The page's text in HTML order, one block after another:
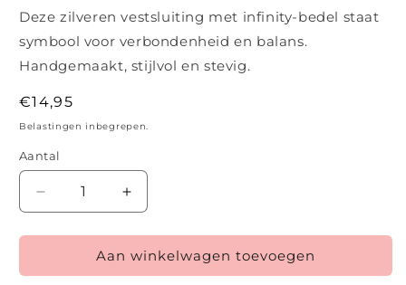
Deze zilveren vestsluiting met infinity-bedel staat
symbool voor verbondenheid en balans.
Handgemaakt, stijlvol en stevig.
Normale
prijs
€14,95
Belastingen inbegrepen.
Aantal
Aantal
verlagen
voor
–
Aantal
verhogen
voor
Infinity
–
Aan winkelwagen toevoegen